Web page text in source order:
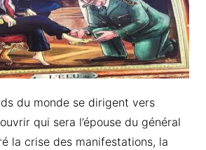
du monde se dirigent vers
qui sera l’épouse du général
la crise des manifestations, la